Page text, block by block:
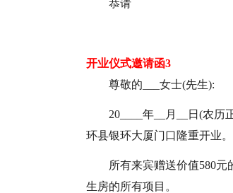
恭请
开业仪式邀请函3
尊敬的___女士(先生):
20____年__月__日(农
环县银环大厦门口隆重开业
所有来宾赠送价值580
生房的所有项目。